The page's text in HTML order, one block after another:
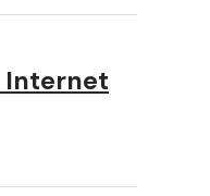
Internet